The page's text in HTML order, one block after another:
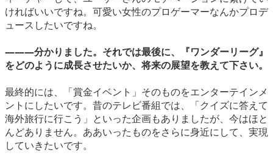
ければいいですね。可愛い女性のプロゲーマーなんかプロデ
ュースしたいですね。
―――分かりました。それでは最後に、『ワンダーリーグ』
をどのように成長させたいか、将来の展望を教えて下さい。
最終的には、「賞金イベント」そのものをエンターテインメ
ントにしたいです。昔のテレビ番組では、「クイズに答えて
海外旅行に行こう」といった企画もありましたが、今はほと
んどありません。ああいったものをさらに身近にして、実現
していきたいです。